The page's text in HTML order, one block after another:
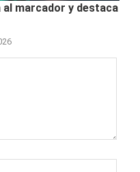
marcador y destaca